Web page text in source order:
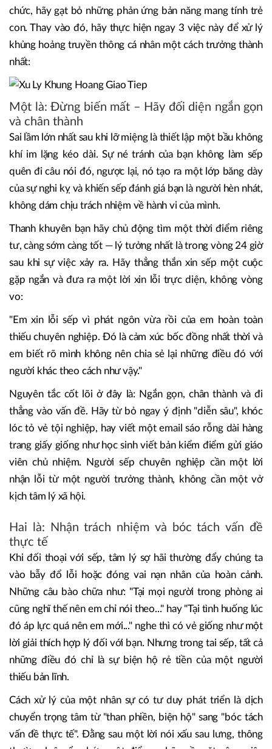
chức, hãy gạt bỏ những phản ứng bản năng mang tính trẻ
con. Thay vào đó, hãy thực hiện ngay 3 việc này để xử lý
khủng hoảng truyền thông cá nhân một cách trưởng thành
nhất:
Một là: Đừng biến mất – Hãy đối diện ngắn gọn
và chân thành
Sai lầm lớn nhất sau khi lỡ miệng là thiết lập một bầu không
khí im lặng kéo dài. Sự né tránh của bạn không làm sếp
quên đi câu nói đó, ngược lại, nó tạo ra một lớp băng dày
của sự nghi kỵ và khiến sếp đánh giá bạn là người hèn nhát,
không dám chịu trách nhiệm về hành vi của mình.
Thanh khuyên bạn hãy chủ động tìm một thời điểm riêng
tư, càng sớm càng tốt — lý tưởng nhất là trong vòng 24 giờ
sau khi sự việc xảy ra. Hãy thẳng thắn xin sếp một cuộc
gặp ngắn và đưa ra một lời xin lỗi trực diện, không vòng
vo:
"Em xin lỗi sếp vì phát ngôn vừa rồi của em hoàn toàn
thiếu chuyên nghiệp. Đó là cảm xúc bốc đồng nhất thời và
em biết rõ mình không nên chia sẻ lại những điều đó với
người khác theo cách như vậy."
Nguyên tắc cốt lõi ở đây là: Ngắn gọn, chân thành và đi
thẳng vào vấn đề. Hãy từ bỏ ngay ý định "diễn sâu", khóc
lóc tỏ vẻ tội nghiệp, hay viết một email sáo rỗng dài hàng
trang giấy giống như học sinh viết bản kiểm điểm gửi giáo
viên chủ nhiệm. Người sếp chuyên nghiệp cần một lời
nhận lỗi từ một người trưởng thành, không cần một vở
kịch tâm lý xã hội.
Hai là: Nhận trách nhiệm và bóc tách vấn đề
thực tế
Khi đối thoại với sếp, tâm lý sợ hãi thường đẩy chúng ta
vào bẫy đổ lỗi hoặc đóng vai nạn nhân của hoàn cảnh.
Những câu bào chữa như: "Tại mọi người trong phòng ai
cũng nghĩ thế nên em chỉ nói theo..." hay "Tại tình huống lúc
đó áp lực quá nên em mới..." nghe thì có vẻ giống như một
lời giải thích hợp lý đối với bạn. Nhưng trong tai sếp, tất cả
những điều đó chỉ là sự biện hộ rẻ tiền của một người
thiếu bản lĩnh.
Cách xử lý của một nhân sự có tư duy phát triển là dịch
chuyển trọng tâm từ "than phiền, biện hộ" sang "bóc tách
vấn đề thực tế". Đằng sau một lời nói xấu sau lưng, thông